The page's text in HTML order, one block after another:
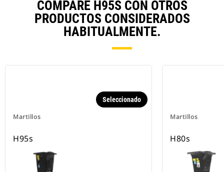
COMPARE H95S CON OTROS
PRODUCTOS CONSIDERADOS
HABITUALMENTE.
Martillos
Seleccionado
H95s
Martillos
H80s